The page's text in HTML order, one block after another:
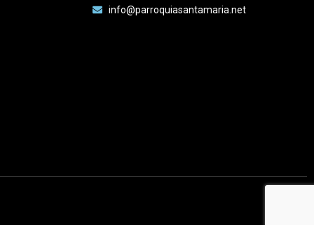
info@parroquiasantamaria.net